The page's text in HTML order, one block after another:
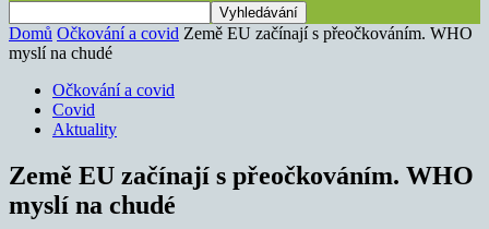
Domů Očkování a covid Země EU začínají s přeočkováním. WHO
myslí na chudé
Očkování a covid
Covid
Aktuality
Země EU začínají s přeočkováním. WHO
myslí na chudé